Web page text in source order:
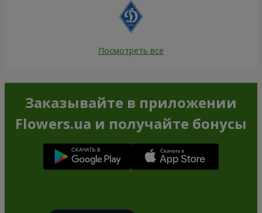
Посмотреть все
Заказывайте в приложении
Flowers.ua и получайте бонусы